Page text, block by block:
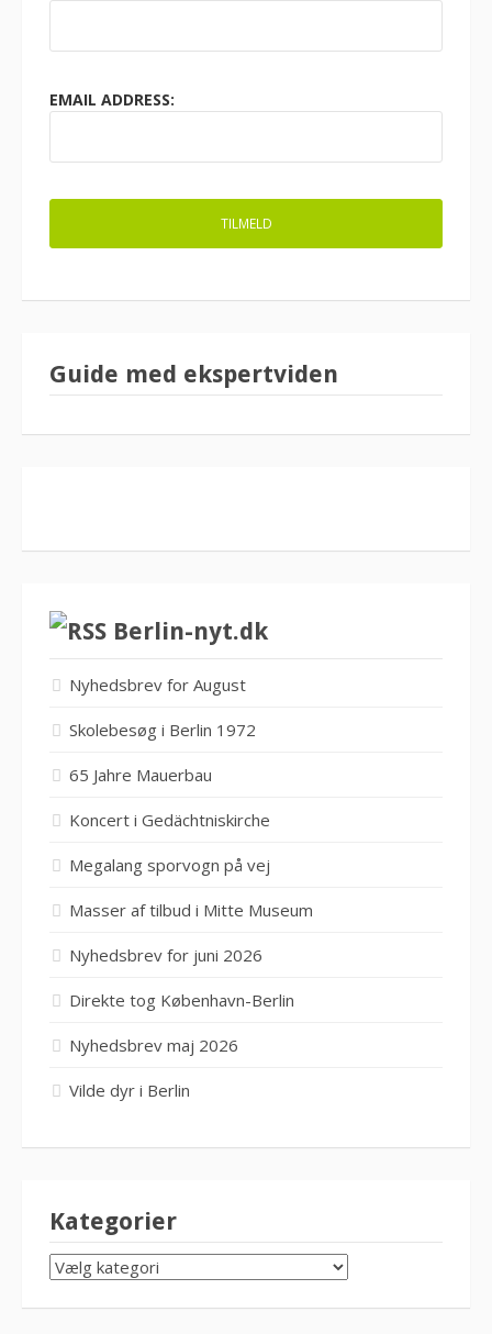
EMAIL ADDRESS:
Guide med ekspertviden
Berlin-nyt.dk
Nyhedsbrev for August
Skolebesøg i Berlin 1972
65 Jahre Mauerbau
Koncert i Gedächtniskirche
Megalang sporvogn på vej
Masser af tilbud i Mitte Museum
Nyhedsbrev for juni 2026
Direkte tog København-Berlin
Nyhedsbrev maj 2026
Vilde dyr i Berlin
Kategorier
KATEGORIER